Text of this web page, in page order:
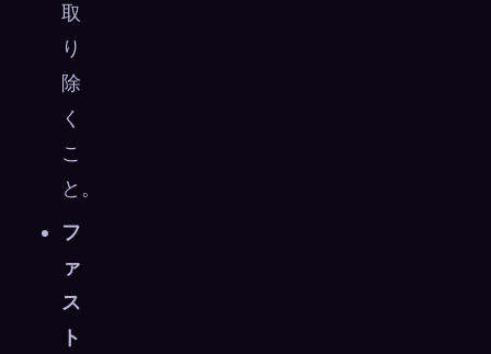
取
り
除
く
こ
と。
フ
ァ
ス
ト